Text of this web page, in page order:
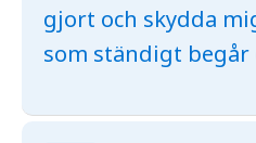
gjort och skydda
som ständigt